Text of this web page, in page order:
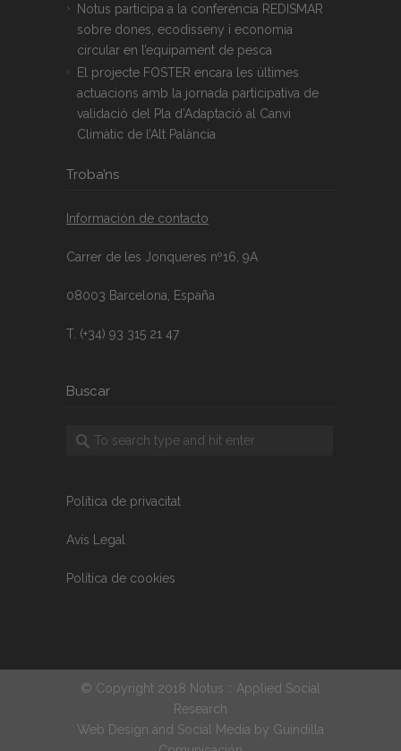
Notus participa a la conferència REDISMAR
sobre dones, ecodisseny i economia
circular en l’equipament de pesca
El projecte FOSTER encara les últimes
actuacions amb la jornada participativa de
validació del Pla d’Adaptació al Canvi
Climàtic de l’Alt Palància
Troba’ns
Información de contacto
Carrer de les Jonqueres nº16, 9A
08003 Barcelona, España
T. (+34) 93 315 21 47
Buscar
Política de privacitat
Avís Legal
Política de cookies
© Copyright 2018 Notus :: Applied Social
Research
Web Design and Social Media by Guindilla